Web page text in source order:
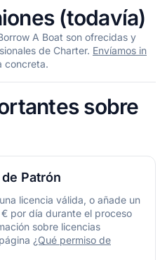
(todavía)
A Boat son ofrecidas y
de Charter. Envíamos in
concreta.
sobre
Patrón
licencia válida, o añade un
por día durante el proceso
sobre licencias
¿Qué permiso de